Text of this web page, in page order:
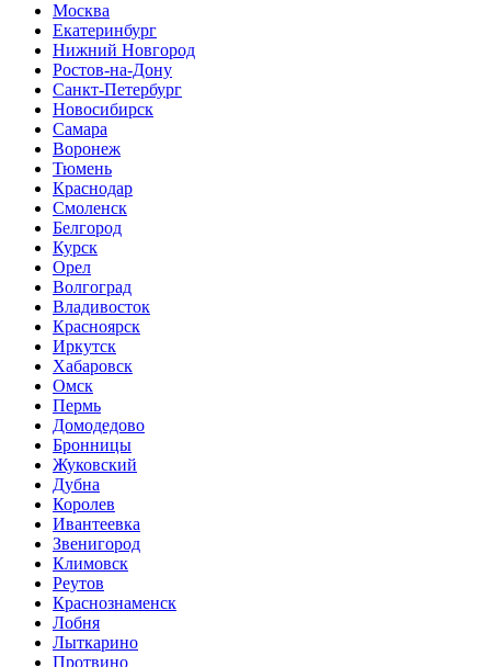
Москва
Екатеринбург
Нижний Новгород
Ростов-на-Дону
Санкт-Петербург
Новосибирск
Самара
Воронеж
Тюмень
Краснодар
Смоленск
Белгород
Курск
Орел
Волгоград
Владивосток
Красноярск
Иркутск
Хабаровск
Омск
Пермь
Домодедово
Бронницы
Жуковский
Дубна
Королев
Ивантеевка
Звенигород
Климовск
Реутов
Краснознаменск
Лобня
Лыткарино
Протвино